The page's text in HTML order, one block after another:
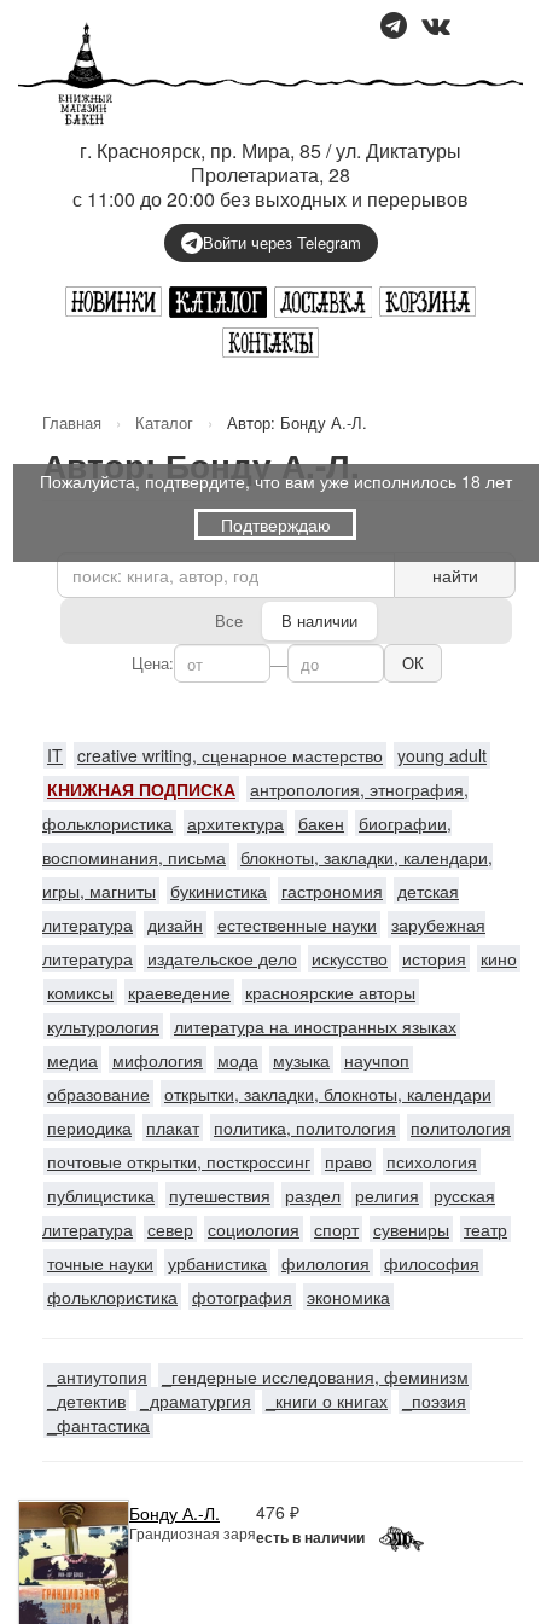
г. Красноярск, пр. Мира, 85 / ул. Диктатуры
Пролетариата, 28
с 11:00 до 20:00 без выходных и перерывов
Войти через Telegram
Главная › Каталог › Автор: Бонду А.-Л.
Автор: Бонду А.-Л.
найти
Все
В наличии
Цена:
— ОК
IT creative writing, сценарное мастерство young adult
КНИЖНАЯ ПОДПИСКА антропология, этнография,
фольклористика архитектура бакен
биографии,
воспоминания, письма блокноты, закладки, календари,
игры, магниты
букинистика гастрономия
детская
литература дизайн естественные науки
зарубежная
литература
издательское дело искусство история
кино
комиксы
краеведение
красноярские авторы
культурология
литература на иностранных языках
медиа
мифология мода музыка
научпоп
образование открытки, закладки, блокноты, календари
периодика
плакат политика, политология
политология
почтовые открытки, посткроссинг
право
психология
публицистика
путешествия раздел религия
русская
литература север социология спорт сувениры
театр
точные науки
урбанистика филология
философия
фольклористика фотография экономика
_антиутопия
_гендерные исследования, феминизм
_детектив
_драматургия _книги о книгах
_поэзия
_фантастика
Бонду А.-Л.
Грандиозная заря
476 ₽
есть в наличии
Пожалуйста, подтвердите, что вам уже исполнилось 18 лет
Подтверждаю